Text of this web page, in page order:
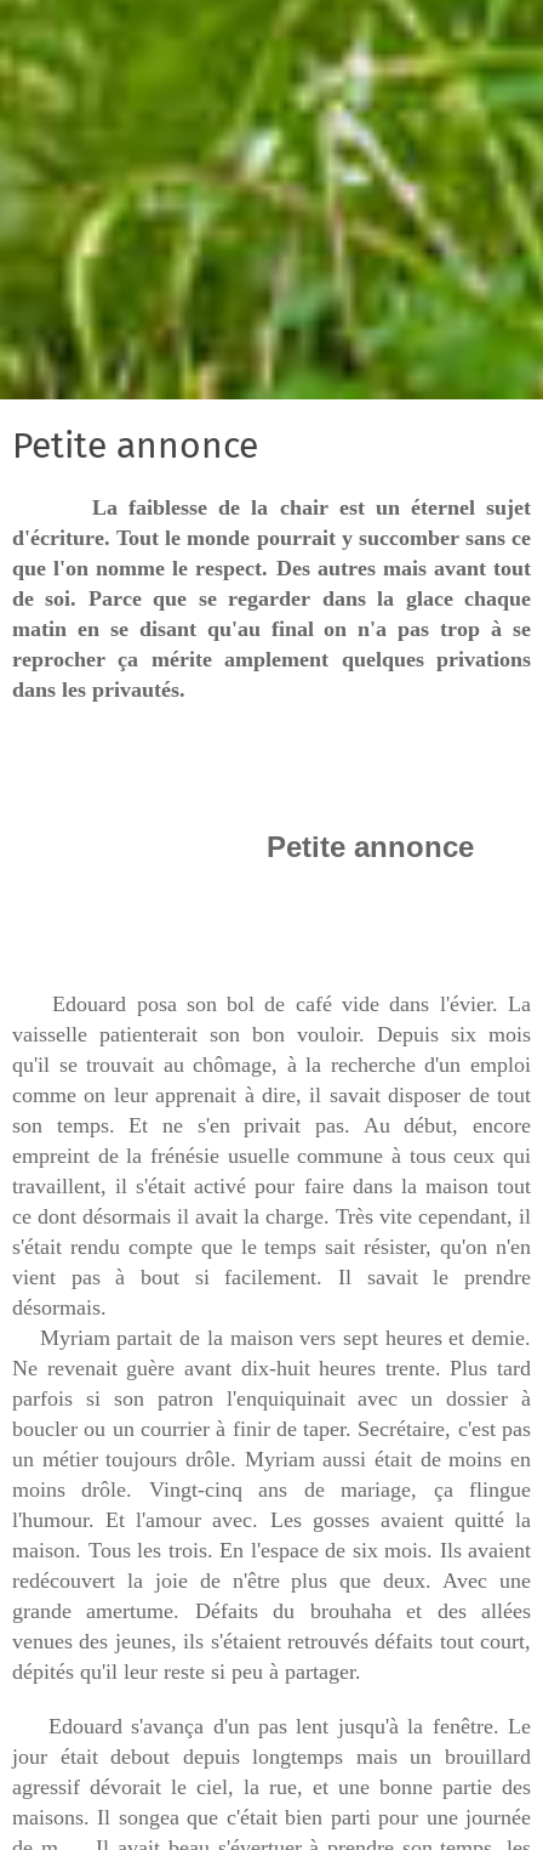
Petite annonce
La faiblesse de la chair est un éternel sujet
d'écriture. Tout le monde pourrait y succomber sans ce
que l'on nomme le respect. Des autres mais avant tout
de soi. Parce que se regarder dans la glace chaque
matin en se disant qu'au final on n'a pas trop à se
reprocher ça mérite amplement quelques privations
dans les privautés.
Petite annonce
Edouard posa son bol de café vide dans l'évier. La
vaisselle patienterait son bon vouloir. Depuis six mois
qu'il se trouvait au chômage, à la recherche d'un emploi
comme on leur apprenait à dire, il savait disposer de tout
son temps. Et ne s'en privait pas. Au début, encore
empreint de la frénésie usuelle commune à tous ceux qui
travaillent, il s'était activé pour faire dans la maison tout
ce dont désormais il avait la charge. Très vite cependant, il
s'était rendu compte que le temps sait résister, qu'on n'en
vient pas à bout si facilement. Il savait le prendre
désormais.
Myriam partait de la maison vers sept heures et demie.
Ne revenait guère avant dix-huit heures trente. Plus tard
parfois si son patron l'enquiquinait avec un dossier à
boucler ou un courrier à finir de taper. Secrétaire, c'est pas
un métier toujours drôle. Myriam aussi était de moins en
moins drôle. Vingt-cinq ans de mariage, ça flingue
l'humour. Et l'amour avec. Les gosses avaient quitté la
maison. Tous les trois. En l'espace de six mois. Ils avaient
redécouvert la joie de n'être plus que deux. Avec une
grande amertume. Défaits du brouhaha et des allées
venues des jeunes, ils s'étaient retrouvés défaits tout court,
dépités qu'il leur reste si peu à partager.
Edouard s'avança d'un pas lent jusqu'à la fenêtre. Le
jour était debout depuis longtemps mais un brouillard
agressif dévorait le ciel, la rue, et une bonne partie des
maisons. Il songea que c'était bien parti pour une journée